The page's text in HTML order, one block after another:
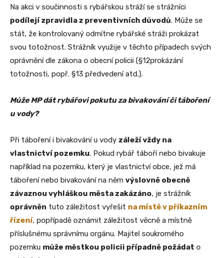
Na akci v součinnosti s rybářskou stráží se strážníci
podílejí zpravidla z preventivních důvodů. Může se
stát, že kontrolovaný odmítne rybářské stráži prokázat
svou totožnost. Strážník využije v těchto případech svých
oprávnění dle zákona o obecní policii (§12prokázání
totožnosti, popř. §13 předvedení atd.).
Může MP dát rybářovi pokutu za bivakování či táboření
u vody?
Při táboření i bivakování u vody záleží vždy na
vlastnictví pozemku. Pokud rybář táboří nebo bivakuje
například na pozemku, který je vlastnictví obce, jež má
táboření nebo bivakování na něm výslovně obecně
závaznou vyhláškou města zakázáno, je strážník
oprávněn tuto záležitost vyřešit na místě v příkazním
řízení, popřípadě oznámit záležitost věcně a místně
příslušnému správnímu orgánu. Majitel soukromého
pozemku může městkou policii případně požádat o